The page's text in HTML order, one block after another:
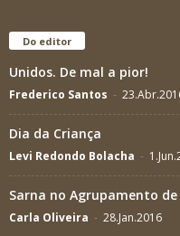
Do editor
Unidos. De mal a pior!
Frederico Santos -
Dia da Criança
Levi Redondo Bolacha -
Sarna no Agrupamento
Carla Oliveira - 28.Jan.2016